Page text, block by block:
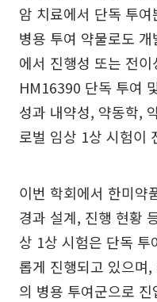
암 치료에서 단독 투
병용 투여 약물로도
에서 진행성 또는 전
HM16390 단독 투여
성과 내약성, 약동학,
로벌 임상 1상 시험이
이번 학회에서 한미약
경과 설계, 진행 현황
상 1상 시험은 단독 투
롭게 진행되고 있으며
의 병용 투여군으로